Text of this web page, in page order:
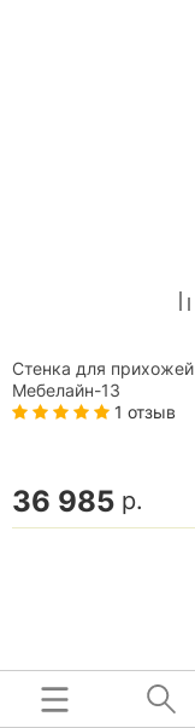
Стенка для прихожей
Мебелайн-13
1 отзыв
36 985 р.